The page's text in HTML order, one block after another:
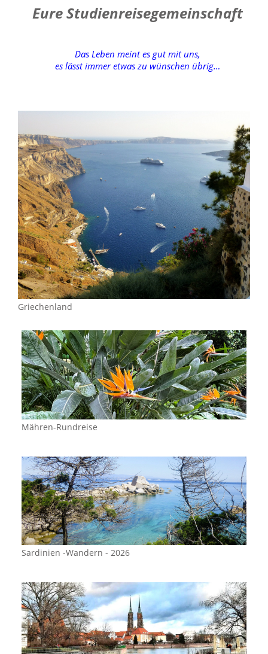
Eure Studienreisegemeinschaft
Das Leben meint es gut mit uns,
es lässt immer etwas zu wünschen übrig…
Griechenland
Mähren-Rundreise
Sardinien -Wandern - 2026